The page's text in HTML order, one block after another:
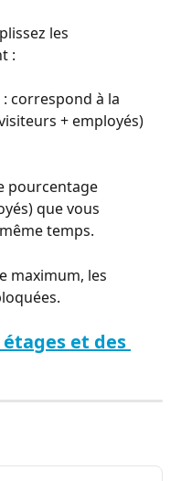
les
:
correspond à la
+ employés)
pourcentage
que vous
temps.
maximum, les
et des